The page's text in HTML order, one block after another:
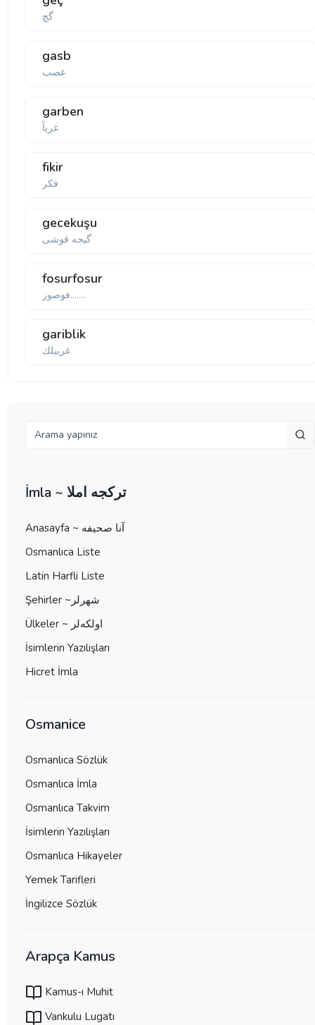
گچ
gasb
غصب
garben
غرباً
fikir
فكر
gecekuşu
گیجه قوشی
fosurfosur
فوصور.......
gariblik
غریبلك
İmla ~ تركجه املا
Anasayfa ~ آنا صحيفه
Osmanlıca Liste
Latin Harfli Liste
Şehirler ~شهرلر
Ülkeler ~ اولكه‌لر
İsimlerin Yazılışları
Hicret İmla
Osmanice
Osmanlıca Sözlük
Osmanlıca İmla
Osmanlıca Takvim
İsimlerin Yazılışları
Osmanlıca Hikayeler
Yemek Tarifleri
İngilizce Sözlük
Arapça Kamus
Kamus-ı Muhit
Vankulu Lugatı